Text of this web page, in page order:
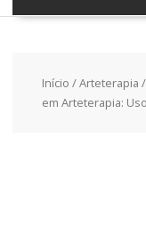
Início /Arteterapia
em Arteterapia: